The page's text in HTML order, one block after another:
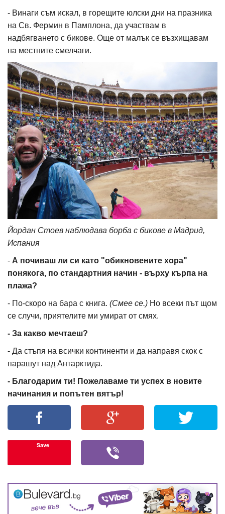
- Винаги съм искал, в горещите юлски дни на празника
на Св. Фермин в Памплона, да участвам в
надбягването с бикове. Още от малък се възхищавам
на местните смелчаги.
Йордан Стоев наблюдава борба с бикове в Мадрид,
Испания
- А почиваш ли си като "обикновените хора"
понякога, по стандартния начин - върху кърпа на
плажа?
- По-скоро на бара с книга. (Смее се.) Но всеки път щом
се случи, приятелите ми умират от смях.
- За какво мечтаеш?
- Да стъпя на всички континенти и да направя скок с
парашут над Антарктида.
- Благодарим ти! Пожелаваме ти успех в новите
начинания и попътен вятър!
Save